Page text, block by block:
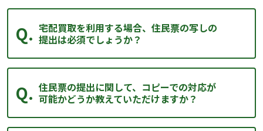
宅配買取を利用する場合、住民票の写しの
提出は必須でしょうか？
住民票の提出に関して、コピーでの対応が
可能かどうか教えていただけますか？